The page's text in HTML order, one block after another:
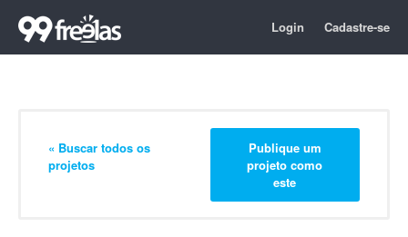
Login Cadastre-se
« Buscar todos os
projetos
Publique um
projeto como
este